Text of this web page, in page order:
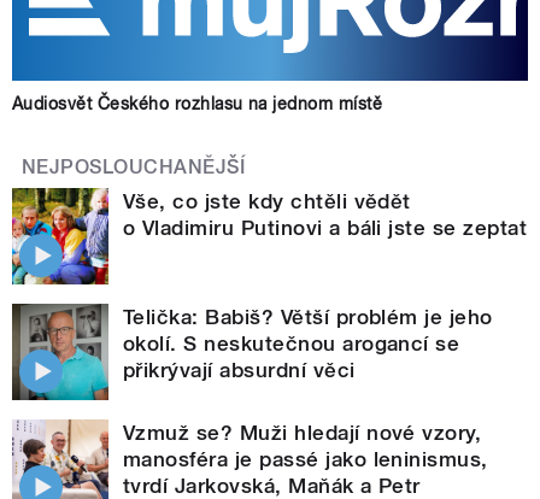
Audiosvět Českého rozhlasu na jednom místě
NEJPOSLOUCHANĚJŠÍ
Vše, co jste kdy chtěli vědět
o Vladimiru Putinovi a báli jste se zeptat
Telička: Babiš? Větší problém je jeho
okolí. S neskutečnou arogancí se
přikrývají absurdní věci
Vzmuž se? Muži hledají nové vzory,
manosféra je passé jako leninismus,
tvrdí Jarkovská, Maňák a Petr